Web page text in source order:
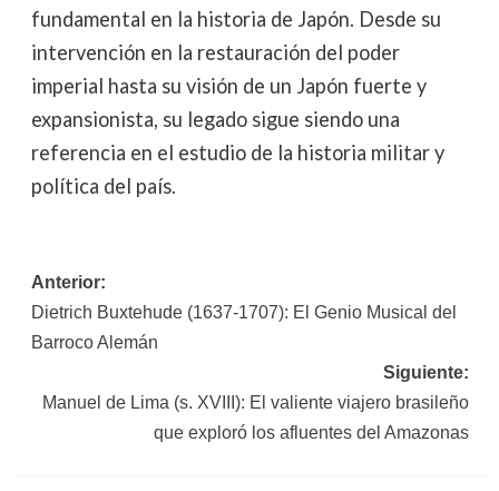
fundamental en la historia de Japón. Desde su
intervención en la restauración del poder
imperial hasta su visión de un Japón fuerte y
expansionista, su legado sigue siendo una
referencia en el estudio de la historia militar y
política del país.
Navegación
de
Anterior:
Dietrich Buxtehude (1637-1707): El Genio Musical del
Barroco Alemán
Siguiente:
Manuel de Lima (s. XVIII): El valiente viajero brasileño
que exploró los afluentes del Amazonas